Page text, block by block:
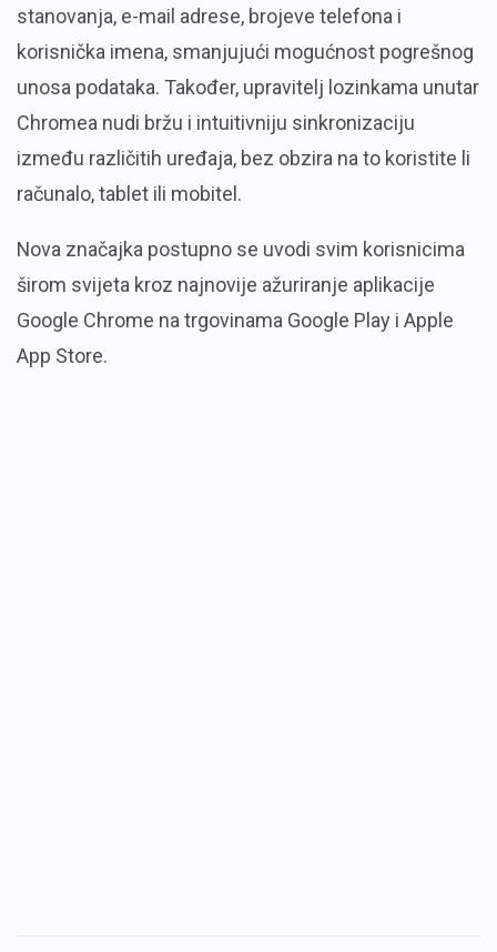
stanovanja, e-mail adrese, brojeve telefona i
korisnička imena, smanjujući mogućnost pogrešnog
unosa podataka. Također, upravitelj lozinkama unutar
Chromea nudi bržu i intuitivniju sinkronizaciju
između različitih uređaja, bez obzira na to koristite li
računalo, tablet ili mobitel.
Nova značajka postupno se uvodi svim korisnicima
širom svijeta kroz najnovije ažuriranje aplikacije
Google Chrome na trgovinama Google Play i Apple
App Store.